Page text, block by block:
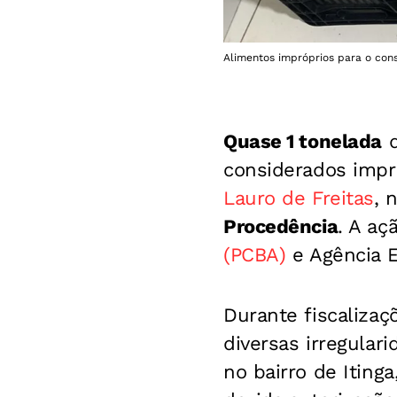
Alimentos impróprios para o
Quase 1 tonelada
considerados
Lauro de Freitas,
Procedência. A
(PCBA) e Agência
Durante
diversas
no bairro de